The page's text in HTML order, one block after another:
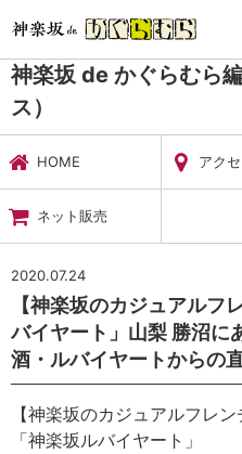
暮らし・娯楽
神楽坂 de
ニュース
神楽坂 de かぐらむら
ス）
HOME アク
ネット販売
2020.07.24
【神楽坂のカジュアルフ
バイヤート」山梨 勝沼に
酒・ルバイヤートからの
【神楽坂のカジュアルフレン
「神楽坂ルバイヤート」